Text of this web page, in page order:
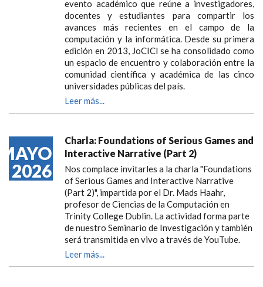
evento académico que reúne a investigadores,
docentes y estudiantes para compartir los
avances más recientes en el campo de la
computación y la informática. Desde su primera
edición en 2013, JoCICI se ha consolidado como
un espacio de encuentro y colaboración entre la
comunidad científica y académica de las cinco
universidades públicas del país.
Leer más...
2026
Charla: Foundations of Serious Games and
Interactive Narrative (Part 2)
Nos complace invitarles a la charla "Foundations
of Serious Games and Interactive Narrative
(Part 2)", impartida por el Dr. Mads Haahr,
profesor de Ciencias de la Computación en
Trinity College Dublin. La actividad forma parte
de nuestro Seminario de Investigación y también
será transmitida en vivo a través de YouTube.
Leer más...